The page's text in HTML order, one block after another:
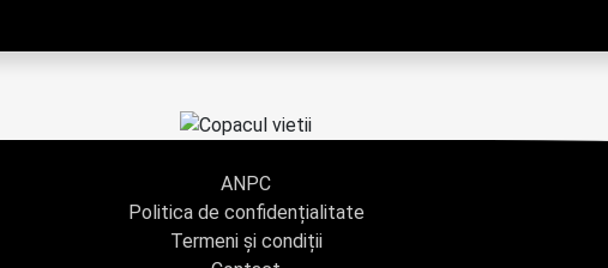
ANPC
Politica de confidențialitate
Termeni și condiții